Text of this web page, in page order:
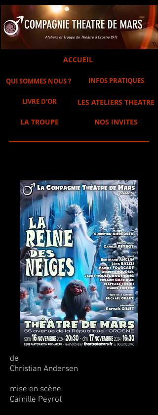
ACCUEIL
QUI SOMMES NOUS ? INFOS PRATIQUES
LIVRE D'OR LES ATELIERS THEATRE
LA TROUPE NOS INVITES
de
Christian Andersen
mise en scène
Camille Peyrot